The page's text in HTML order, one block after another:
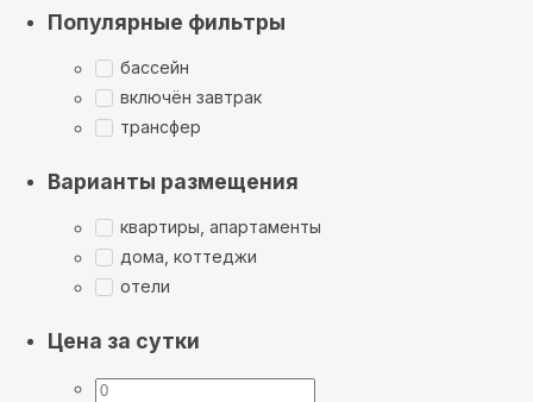
Популярные фильтры
бассейн
включён завтрак
трансфер
Варианты размещения
квартиры, апартаменты
дома, коттеджи
отели
Цена за сутки